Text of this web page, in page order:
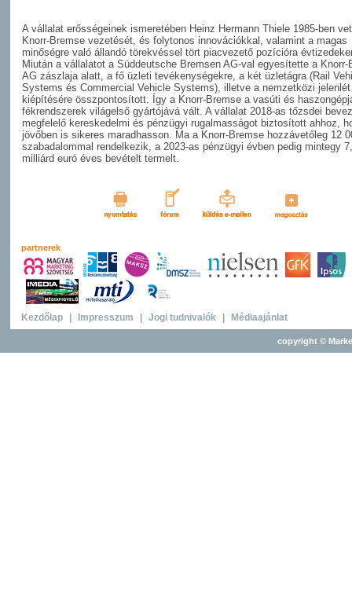
A vállalat erősségeinek ismeretében Heinz Hermann Thiele 1985-ben
Knorr-Bremse vezetését, és folytonos innovációkkal, valamint a magas
minőségre való állandó törekvéssel tört piacvezető pozícióra
Miután a vállalatot a Süddeutsche Bremsen AG-val egyesítette a Knorr-
AG zászlaja alatt, a fő üzleti tevékenységekre, a két üzletágra (Rail
Systems és Commercial Vehicle Systems), illetve a nemzetközi jelenlét
kiépítésére összpontosított. Így a Knorr-Bremse a vasúti és
fékrendszerek világelső gyártójává vált. A vállalat 2018-as tőzsdei
megfelelő kereskedelmi és pénzügyi rugalmasságot biztosított ahhoz,
jövőben is sikeres maradhasson. Ma a Knorr-Bremse hozzávetőleg 12
szabadalommal rendelkezik, a 2023-as pénzügyi évben pedig mintegy
milliárd euró éves bevételt termelt.
partnerek
Kezdőlap Impresszum Jogi tudnivalók Médiaajánlat
copyright ©